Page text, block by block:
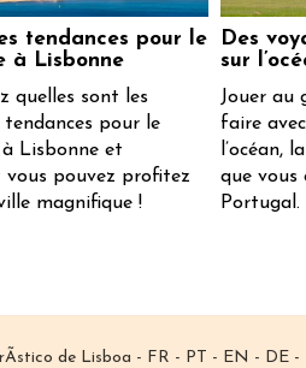
tendances pour le
à Lisbonne
quelles sont les
tendances pour le
Lisbonne et
vous pouvez profitez
magnifique !
Des
sur
Jouer au
faire
l’océan,
que vous
Portugal.
de Lisboa - FR - PT - EN - DE-